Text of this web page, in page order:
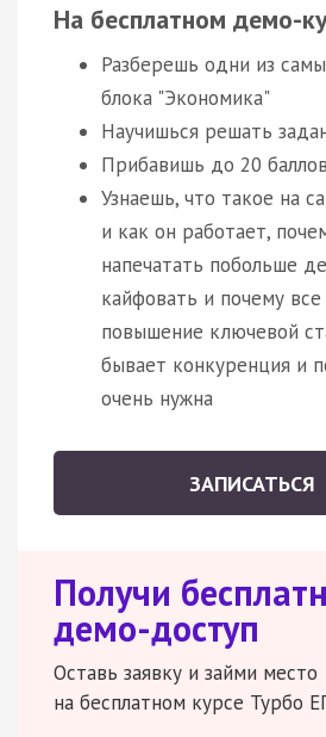
На бесплатном демо-
Разберешь одни из
блока "Экономика"
Научишься решать
Прибавишь до 20 баллов
Узнаешь, что такое на
и как он работает,
напечатать побольше
кайфовать и почему все
повышение ключевой
бывает конкуренция и
очень нужна
ЗАПИСАТЬСЯ
Получи
демо-доступ
Оставь заявку и займи место
на бесплатном курсе Турбо